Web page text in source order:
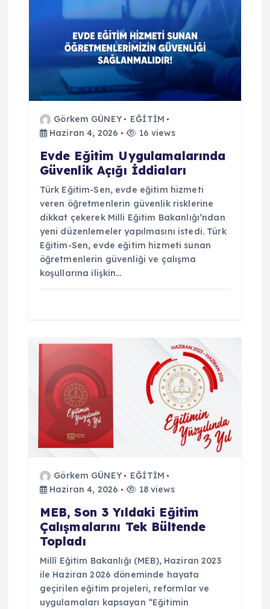
n
m
e
Görkem GÜNEY
EĞİTİM
Haziran 4, 2026
16 views
Evde Eğitim Uygulamalarında
Güvenlik Açığı İddiaları
Türk Eğitim-Sen, evde eğitim hizmeti
veren öğretmenlerin güvenlik risklerine
dikkat çekerek Milli Eğitim Bakanlığı’ndan
yeni düzenlemeler yapılmasını istedi. Türk
Eğitim-Sen, evde eğitim hizmeti sunan
öğretmenlerin güvenliği ve çalışma
koşullarına ilişkin…
Görkem GÜNEY
EĞİTİM
Haziran 4, 2026
18 views
MEB, Son 3 Yıldaki Eğitim
Çalışmalarını Tek Bültende
Topladı
Millî Eğitim Bakanlığı (MEB), Haziran 2023
ile Haziran 2026 döneminde hayata
geçirilen eğitim projeleri, reformlar ve
uygulamaları kapsayan “Eğitimin